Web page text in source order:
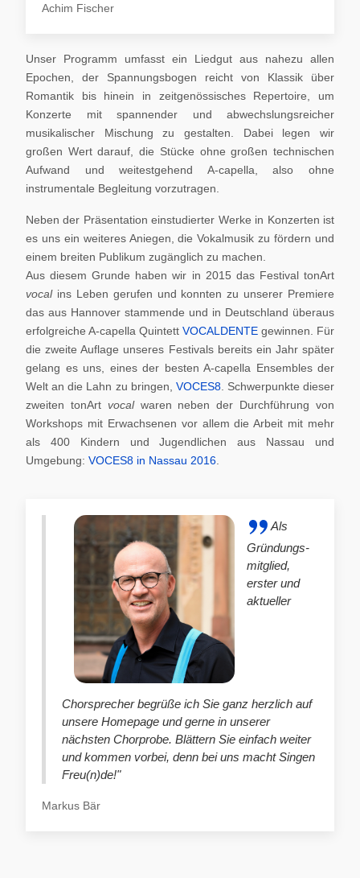
Achim Fischer
Unser Programm umfasst ein Liedgut aus nahezu allen
Epochen, der Spannungsbogen reicht von Klassik über
Romantik bis hinein in zeitgenössisches Repertoire, um
Konzerte mit spannender und abwechslungsreicher
musikalischer Mischung zu gestalten. Dabei legen wir
großen Wert darauf, die Stücke ohne großen technischen
Aufwand und weitestgehend A-capella, also ohne
instrumentale Begleitung vorzutragen.
Neben der Präsentation einstudierter Werke in Konzerten ist
es uns ein weiteres Aniegen, die Vokalmusik zu fördern und
einem breiten Publikum zugänglich zu machen.
Aus diesem Grunde haben wir in 2015 das Festival tonArt
vocal ins Leben gerufen und konnten zu unserer Premiere
das aus Hannover stammende und in Deutschland überaus
erfolgreiche A-capella Quintett VOCALDENTE gewinnen. Für
die zweite Auflage unseres Festivals bereits ein Jahr später
gelang es uns, eines der besten A-capella Ensembles der
Welt an die Lahn zu bringen, VOCES8. Schwerpunkte dieser
zweiten tonArt vocalwaren neben der Durchführung von
Workshops mit Erwachsenen vor allem die Arbeit mit mehr
als 400 Kindern und Jugendlichen aus Nassau und
Umgebung: VOCES8 in Nassau 2016
Als
Gründungs-
mitglied,
erster und
aktueller
Chorsprecher begrüße ich Sie ganz herzlich auf
unsere Homepage und gerne in unserer
nächsten Chorprobe. Blättern Sie einfach weiter
und kommen vorbei, denn bei uns macht Singen
Freu(n)de!"
Markus Bär